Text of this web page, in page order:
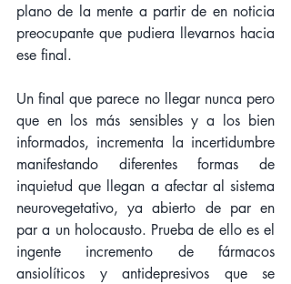
plano de la mente a partir de en noticia
preocupante que pudiera llevarnos hacia
ese final.
Un final que parece no llegar nunca pero
que en los más sensibles y a los bien
informados, incrementa la incertidumbre
manifestando diferentes formas de
inquietud que llegan a afectar al sistema
neurovegetativo, ya abierto de par en
par a un holocausto. Prueba de ello es el
ingente incremento de fármacos
ansiolíticos y antidepresivos que se